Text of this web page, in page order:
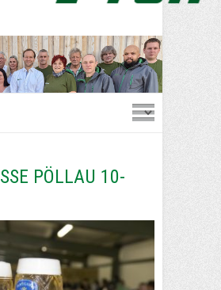
PÖLLAU 10-